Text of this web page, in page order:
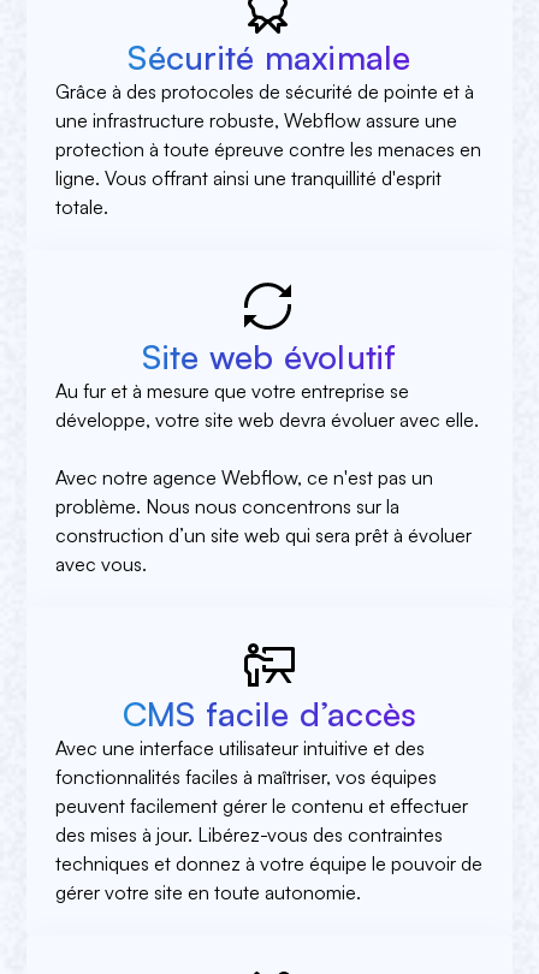
Sécurité maximale
Grâce à des protocoles de sécurité de pointe et à
une infrastructure robuste, Webflow assure une
protection à toute épreuve contre les menaces en
ligne. Vous offrant ainsi une tranquillité d'esprit
totale.
Site web évolutif
Au fur et à mesure que votre entreprise se
développe, votre site web devra évoluer avec elle.
Avec notre agence Webflow, ce n'est pas un
problème. Nous nous concentrons sur la
construction d’un site web qui sera prêt à évoluer
avec vous.
CMS facile d’accès
Avec une interface utilisateur intuitive et des
fonctionnalités faciles à maîtriser, vos équipes
peuvent facilement gérer le contenu et effectuer
des mises à jour. Libérez-vous des contraintes
techniques et donnez à votre équipe le pouvoir de
gérer votre site en toute autonomie.